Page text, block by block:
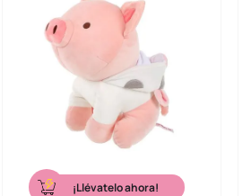
¡Llévatelo ahora!